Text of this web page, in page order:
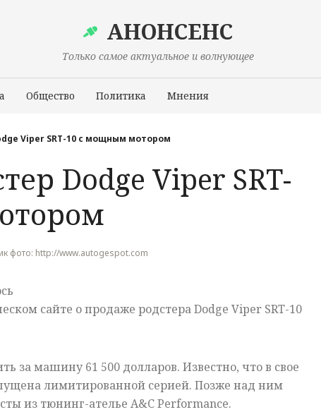
АНОНСЕНС
Только самое актуальное и волнующее
Общество Политика Мнения
Происшествия
Viper SRT-10 с мощным мотором
Dodge Viper SRT-
фото: http://www.autogespot.com
сайте о продаже родстера Dodge Viper SRT-10
за машину 61 500 долларов. Известно, что в свое
лимитированной серией. Позже над ним
из тюнинг-ателье A&C Performance.